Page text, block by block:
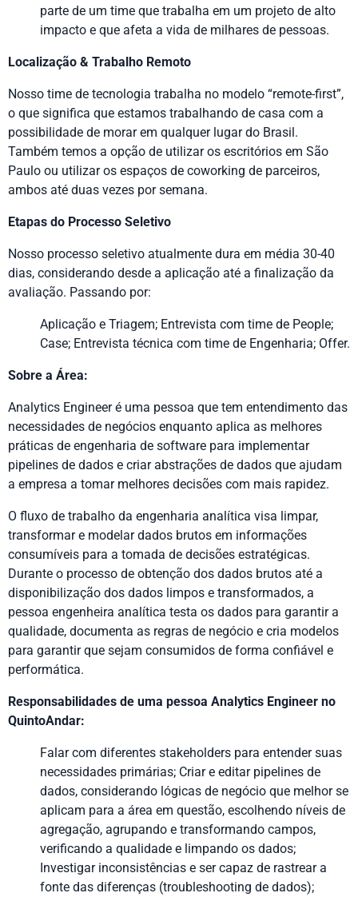
parte de um time que trabalha em um projeto de alto
impacto e que afeta a vida de milhares de pessoas.
Localização & Trabalho Remoto
Nosso time de tecnologia trabalha no modelo “remote-first”,
o que significa que estamos trabalhando de casa com a
possibilidade de morar em qualquer lugar do Brasil.
Também temos a opção de utilizar os escritórios em São
Paulo ou utilizar os espaços de coworking de parceiros,
ambos até duas vezes por semana.
Etapas do Processo Seletivo
Nosso processo seletivo atualmente dura em média 30-40
dias, considerando desde a aplicação até a finalização da
avaliação. Passando por:
Aplicação e Triagem; Entrevista com time de People;
Case; Entrevista técnica com time de Engenharia; Offer.
Sobre a Área:
Analytics Engineer é uma pessoa que tem entendimento das
necessidades de negócios enquanto aplica as melhores
práticas de engenharia de software para implementar
pipelines de dados e criar abstrações de dados que ajudam
a empresa a tomar melhores decisões com mais rapidez.
O fluxo de trabalho da engenharia analítica visa limpar,
transformar e modelar dados brutos em informações
consumíveis para a tomada de decisões estratégicas.
Durante o processo de obtenção dos dados brutos até a
disponibilização dos dados limpos e transformados, a
pessoa engenheira analítica testa os dados para garantir a
qualidade, documenta as regras de negócio e cria modelos
para garantir que sejam consumidos de forma confiável e
performática.
Responsabilidades de uma pessoa Analytics Engineer no
QuintoAndar:
Falar com diferentes stakeholders para entender suas
necessidades primárias; Criar e editar pipelines de
dados, considerando lógicas de negócio que melhor se
aplicam para a área em questão, escolhendo níveis de
agregação, agrupando e transformando campos,
verificando a qualidade e limpando os dados;
Investigar inconsistências e ser capaz de rastrear a
fonte das diferenças (troubleshooting de dados);